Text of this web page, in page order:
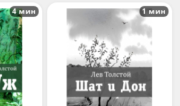
4 мин 1 мин